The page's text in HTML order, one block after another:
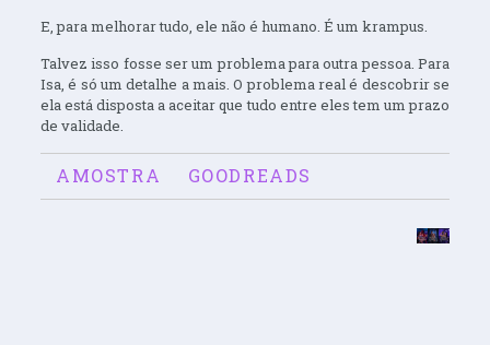
E, para melhorar tudo, ele não é humano. É um krampus.
Talvez isso fosse ser um problema para outra pessoa. Para
Isa, é só um detalhe a mais. O problema real é descobrir se
ela está disposta a aceitar que tudo entre eles tem um prazo
de validade.
AMOSTRA GOODREADS